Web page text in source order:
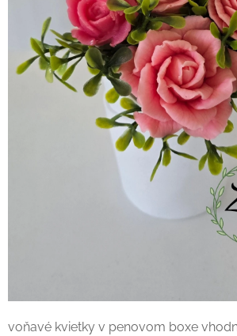
voňavé kvietky v penovom boxe